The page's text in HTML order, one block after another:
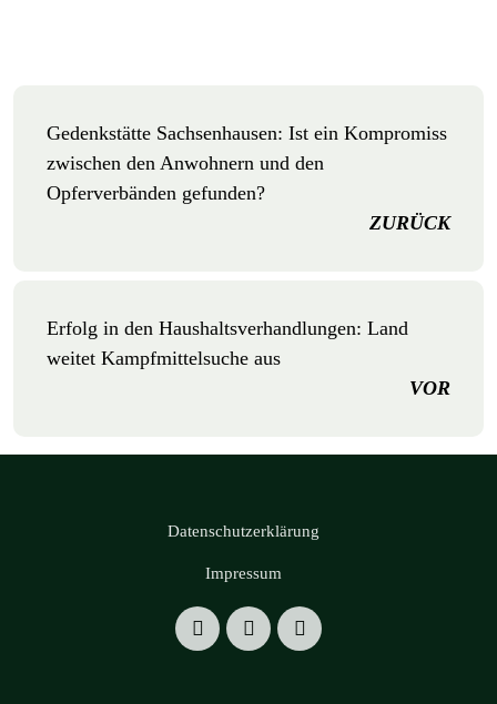
Gedenkstätte Sachsenhausen: Ist ein Kompromiss
zwischen den Anwohnern und den
Opferverbänden gefunden?
ZURÜCK
Erfolg in den Haushaltsverhandlungen: Land
weitet Kampfmittelsuche aus
VOR
Datenschutzerklärung
Impressum